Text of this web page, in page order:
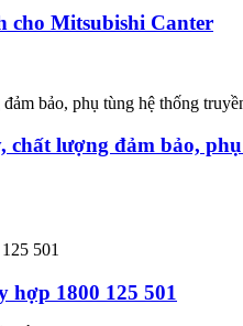
cho Mitsubishi Canter
lượng đảm bảo,
hợp 1800 125 501